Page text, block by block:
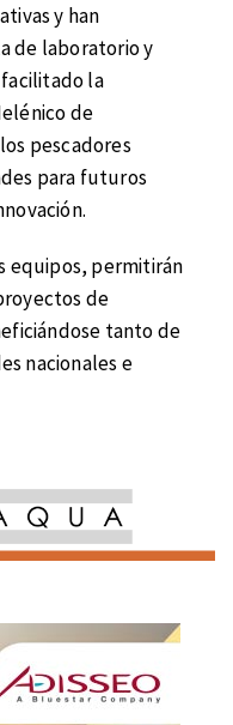
y han
de laboratorio y
la
de
pescadores
para futuros
equipos, permitirán
de
tanto de
nacionales e